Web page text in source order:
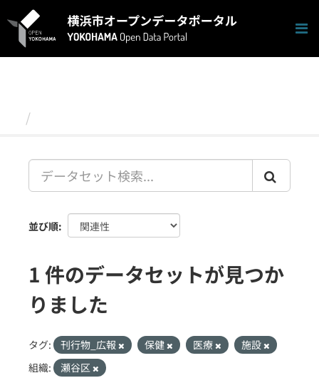
キ
並び順
1 件のデータセットが見つか
りました
タグ: 刊行物_広報 保健 医療
施設
組織:
瀬谷区